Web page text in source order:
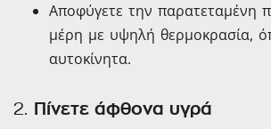
Αποφύγετε την παρατεταμένη
μέρη με υψηλή θερμοκρασία,
αυτοκίνητα.
2. Πίνετε άφθονα υγρά